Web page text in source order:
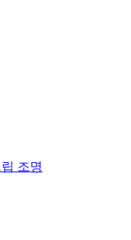
조명